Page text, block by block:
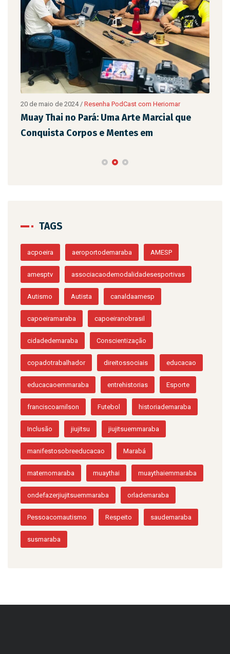
20 de maio de 2024/ Resenha PodCast com Heriomar
Muay Thai no Pará: Uma Arte Marcial que
Conquista Corpos e Mentes em
TAGS
acpoeira aeroportodemaraba AMESP
amesptv associacaodemodalidadesesportivas
Autismo Autista canaldaamesp
capoeiramaraba capoeiranobrasil
cidadedemaraba Conscientização
copadotrabalhador direitossociais educacao
educacaoemmaraba entrehistorias Esporte
franciscoarnilson Futebol historiademaraba
Inclusão jiujitsu jiujitsuemmaraba
manifestosobreeducacao Marabá
maternomaraba muaythai muaythaiemmaraba
ondefazerjiujitsuemmaraba orlademaraba
Pessoacomautismo Respeito saudemaraba
susmaraba